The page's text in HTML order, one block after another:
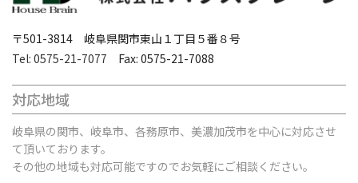
〒501-3814 岐阜県関市東山１丁目５番８号
Tel: 0575-21-7077 Fax: 0575-21-7088
対応地域
岐阜県の関市、岐阜市、各務原市、美濃加茂市を中心に対応させ
て頂いております。
その他の地域も対応可能ですのでお気軽にご相談ください。